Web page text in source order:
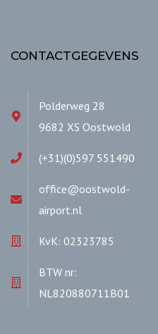
CONTACTGEGEVENS
Polderweg 28
9682 XS Oostwold
(+31)(0)597 551490
office@oostwold-
airport.nl
KvK: 02323785
BTW nr:
NL820880711B01